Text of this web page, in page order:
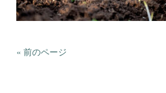
« 前のページ